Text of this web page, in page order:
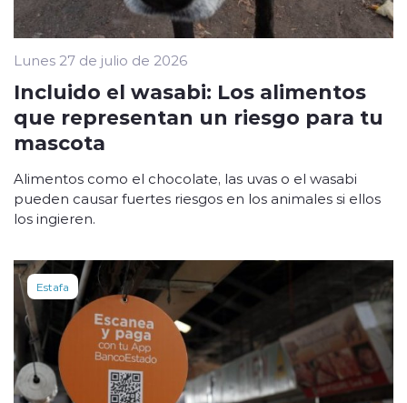
Lunes 27 de julio de 2026
Incluido el wasabi: Los alimentos
que representan un riesgo para tu
mascota
Alimentos como el chocolate, las uvas o el wasabi
pueden causar fuertes riesgos en los animales si ellos
los ingieren.
Estafa